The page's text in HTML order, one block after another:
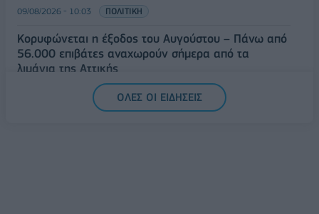
09/08/2026 - 10:03 ΠΟΛΙΤΙΚΗ
Κορυφώνεται η έξοδος του Αυγούστου – Πάνω από
56.000 επιβάτες αναχωρούν σήμερα από τα
λιμάνια της Αττικής
ΕΛΛΑΔΑ
Δυτική Αττική: Η επόμενη ημέρα μετά τις πυρκαγιές
ΟΛΕΣ ΟΙ ΕΙΔΗΣΕΙΣ